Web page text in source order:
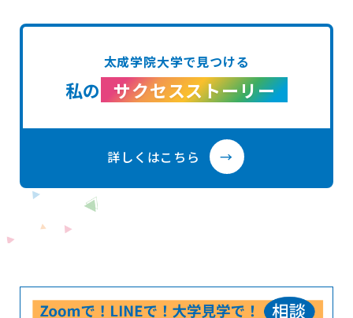
太成学院大学で見つける
私の サクセスストーリー
詳しくはこちら